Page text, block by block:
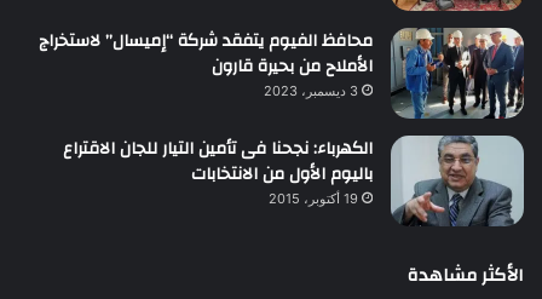
محافظ الفيوم يتفقد شركة “إميسال” لاستخراج
الأملاح من بحيرة قارون
3 ديسمبر، 2023
الكهرباء: نجحنا فى تأمين التيار للجان الاقتراع
باليوم الأول من الانتخابات
19 أكتوبر، 2015
الأكثر مشاهدة